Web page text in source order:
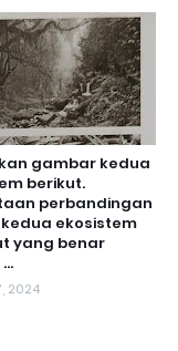
gambar kedua
berikut.
perbandingan
ekosistem
yang benar
2024